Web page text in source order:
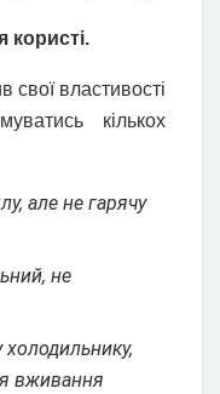
користі.
властивості
кількох
але не гарячу
не
холодильнику,
вживання